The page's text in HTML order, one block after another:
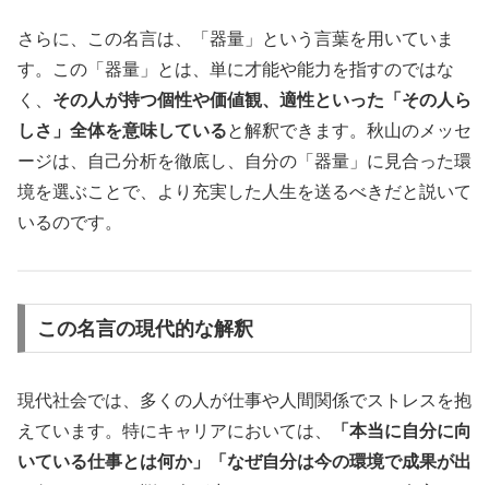
さらに、この名言は、「器量」という言葉を用いていま
す。この「器量」とは、単に才能や能力を指すのではな
く、 その人が持つ個性や価値観、適性といった「その人ら
しさ」全体を意味していると解釈できます。秋山のメッセ
ージは、自己分析を徹底し、自分の「器量」に見合った環
境を選ぶことで、より充実した人生を送るべきだと説いて
いるのです。
この名言の現代的な解釈
現代社会では、多くの人が仕事や人間関係でストレスを抱
えています。特にキャリアにおいては、
「本当に自分に向
いている仕事とは何か」「なぜ自分は今の環境で成果が出